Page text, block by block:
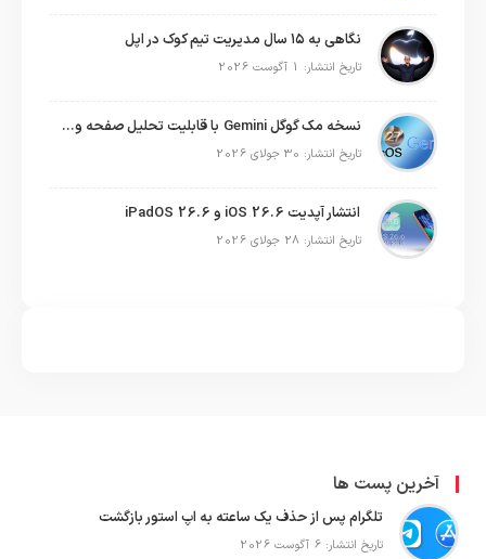
نگاهی به ۱۵ سال مدیریت تیم کوک در اپل
تاریخ انتشار: 1 آگوست 2026
نسخه مک گوگل Gemini با قابلیت تحلیل صفحه و دستورات صوتی در به‌روزرسانی جدید
تاریخ انتشار: 30 جولای 2026
انتشار آپدیت iOS 26.6 و iPadOS 26.6
تاریخ انتشار: 28 جولای 2026
آخرین پست ها
تلگرام پس از حذف یک ساعته به اپ استور بازگشت
تاریخ انتشار: 6 آگوست 2026